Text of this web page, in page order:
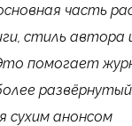
часть
стиль
помогает
сухим анонсом